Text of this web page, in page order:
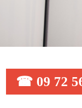
☎ 09 72